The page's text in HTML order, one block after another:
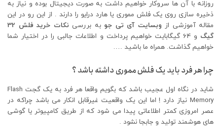
روزانه با آن ها سروکار خواهیم داشت به صورت دیجیتال بوده و نیاز به
ذخیره سازی روی یک فلش مموری یا هارد درایو را دارند . از این رو در این
مقاله آموزشی از وبسایت آی تی جو به بررسی
نکات خرید فلش 32
گیگ
و 64 گیگابایت خواهیم پرداخت و اطلاعات جالبی را در اختیار شما
خواهیم گذاشت. همراه ما باشید ….
چرا هر فرد باید یک فلش مموری داشته باشد ؟
شاید در نگاه اول عجیب باشد که بگویم واقعا هر فرد به یک گجت Flash
Memory نیاز دارد ! اما این یک واقعیت غیرقابل انکار می باشد چراکه در
عصر امروزی کمتر اطلاعاتی پیدا می شود که از طریق کامپیوتر یا گوشی
های هوشمند تولید و جابجا نشود .